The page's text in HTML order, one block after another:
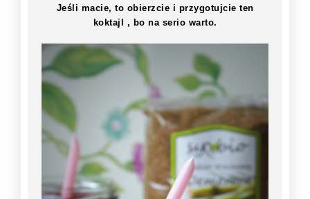
Jeśli macie, to obierzcie i przygotujcie ten
koktajl , bo na serio warto.